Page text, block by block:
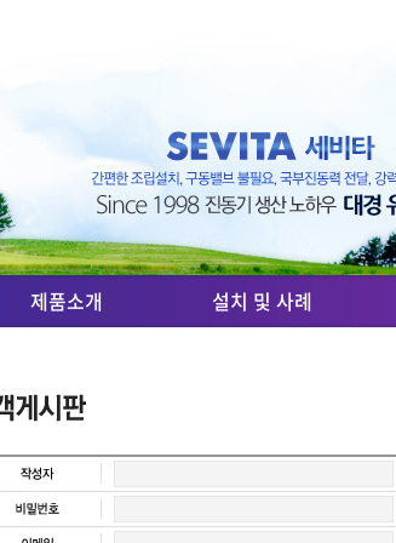
제품소개 설치 및 사례